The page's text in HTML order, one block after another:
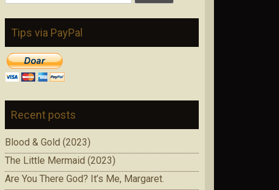
Tips via PayPal
Recent posts
Blood & Gold (2023)
The Little Mermaid (2023)
Are You There God? It’s Me, Margaret.